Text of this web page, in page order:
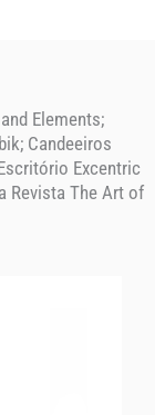
Elements;
Candeeiros
Excentric
Revista The Art of